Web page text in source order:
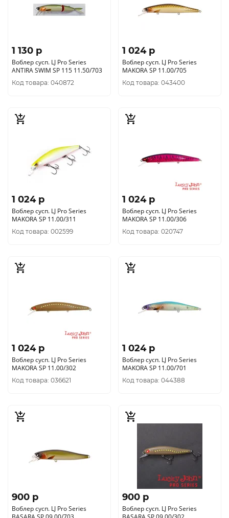
1 130 p
Воблер сусп. LJ Pro Series
ANTIRA SWIM SP 115 11.50/703
Код товара: 040872
1 024 p
Воблер сусп. LJ Pro Series
MAKORA SP 11.00/705
Код товара: 043400
1 024 p
Воблер сусп. LJ Pro Series
MAKORA SP 11.00/311
Код товара: 002599
1 024 p
Воблер сусп. LJ Pro Series
MAKORA SP 11.00/306
Код товара: 020747
1 024 p
Воблер сусп. LJ Pro Series
MAKORA SP 11.00/302
Код товара: 036621
1 024 p
Воблер сусп. LJ Pro Series
MAKORA SP 11.00/701
Код товара: 044388
900 p
Воблер сусп. LJ Pro Series
900 p
Воблер сусп. LJ Pro Series